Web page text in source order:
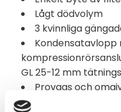
Lågt dödvolym
3 kvinnliga
Kondensatavlopp
GL 25-12 mm
Provgas och
°C [+212 °F]